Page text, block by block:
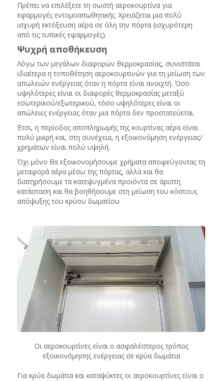
Πρέπει να επιλέξετε τη σωστή αεροκουρτίνα για
εφαρμογές εντομοαπωθητικής. Χρειάζεται μια πολύ
ισχυρή εκτόξευση αέρα σε όλη την πόρτα (ισχυρότερη
από τις τυπικές εφαρμογές).
Ψυχρή αποθήκευση
Λόγω των μεγάλων διαφορών θερμοκρασίας, συνιστάται
ιδιαίτερα η τοποθέτηση αεροκουρτινών για τη μείωση των
απωλειών ενέργειας όταν η πόρτα είναι ανοιχτή. Όσο
υψηλότερες είναι οι διαφορές θερμοκρασίας μεταξύ
εσωτερικού/εξωτερικού, τόσο υψηλότερες είναι οι
απώλειες ενέργειας όταν μια πόρτα δεν προστατεύεται.
Έτσι, η περίοδος αποπληρωμής της κουρτίνας αέρα είναι
πολύ μικρή και, στη συνέχεια, η εξοικονόμηση ενέργειας/
χρημάτων είναι πολύ υψηλή.
Όχι μόνο θα εξοικονομήσουμε χρήματα αποφεύγοντας τη
μεταφορά αέρα μέσω της πόρτας, αλλά και θα
διατηρήσουμε τα κατεψυγμένα προϊόντα σε άριστη
κατάσταση και θα βοηθήσουμε στη μείωση του κόστους
απόψυξης του κρύου δωματίου.
Οι αεροκουρτίνες είναι ο ασφαλέστερος τρόπος
εξοικονόμησης ενέργειας σε κρύα δωμάτια
Για κρύα δωμάτια και καταψύκτες οι αεροκουρτίνες είναι ο